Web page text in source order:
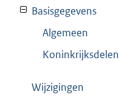
Basisgegevens
Algemeen
Koninkrijksdelen
Wijzigingen